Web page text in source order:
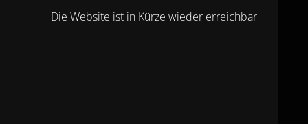
Die Website ist in Kürze wieder erreichbar